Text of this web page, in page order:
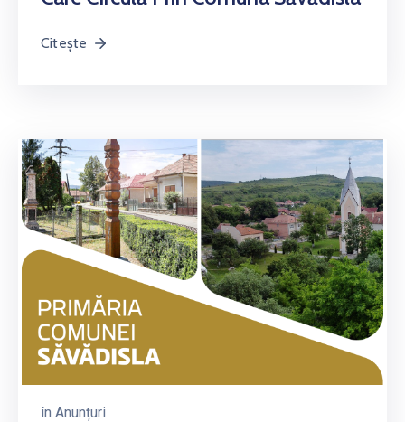
Citește
în Anunțuri